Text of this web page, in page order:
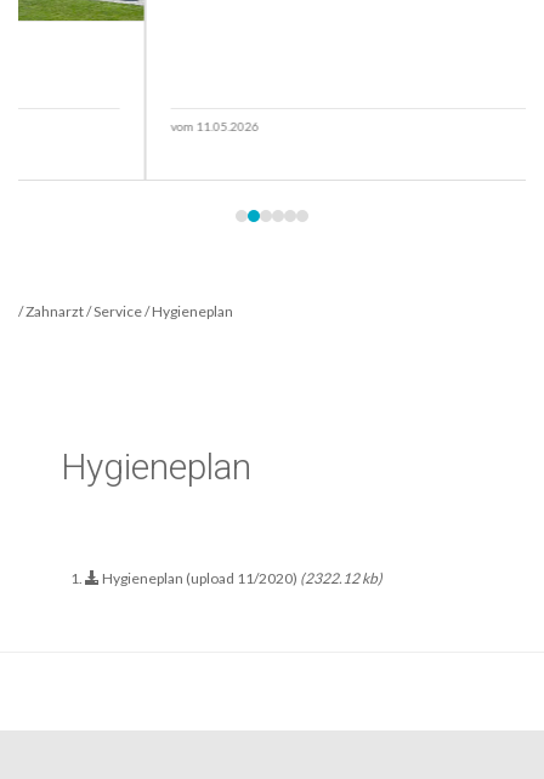
/ Zahnarzt / Service / Hygieneplan
Hygieneplan
Hygieneplan (upload 11/2020) (2322.12 kb)